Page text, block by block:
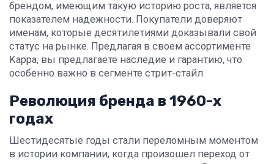
брендом, имеющим такую историю роста, является
показателем надежности. Покупатели доверяют
именам, которые десятилетиями доказывали свой
статус на рынке. Предлагая в своем ассортименте
Kappa, вы предлагаете наследие и гарантию, что
особенно важно в сегменте стрит-стайл.
Революция бренда в 1960-х
годах
Шестидесятые годы стали переломным моментом
в истории компании, когда произошел переход от